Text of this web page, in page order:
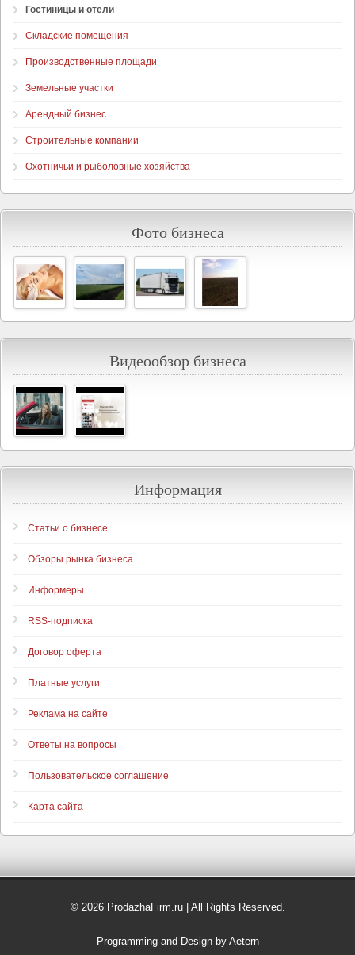
Гостиницы и отели
Складские помещения
Производственные площади
Земельные участки
Арендный бизнес
Строительные компании
Охотничьи и рыболовные хозяйства
Фото бизнеса
Видеообзор бизнеса
Информация
Статьи о бизнесе
Обзоры рынка бизнеса
Информеры
RSS-подписка
Договор оферта
Платные услуги
Реклама на сайте
Ответы на вопросы
Пользовательское соглашение
Карта сайта
© 2026 ProdazhaFirm.ru | All Rights Reserved.
Programming and Design by Aetern